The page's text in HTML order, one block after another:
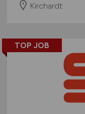
Kirchardt
TOP JOB